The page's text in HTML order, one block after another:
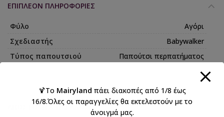
ΕΠΙΠΛΈΟΝ ΠΛΗΡΟΦΟΡΊΕΣ
Φύλο
Αγόρι
Σχεδιαστής
Babywalker
Τύπος παπουτσιού
Παπούτσι περπατήματος
ΑΠΟΣΤΟΛΉ & ΠΑΡΆΔΟΣΗ
🍹Το Mairyland πάει διακοπές από 1/8 έως
16/8.Όλες οι παραγγελίες θα εκτελεστούν με το
άνοιγμά μας.